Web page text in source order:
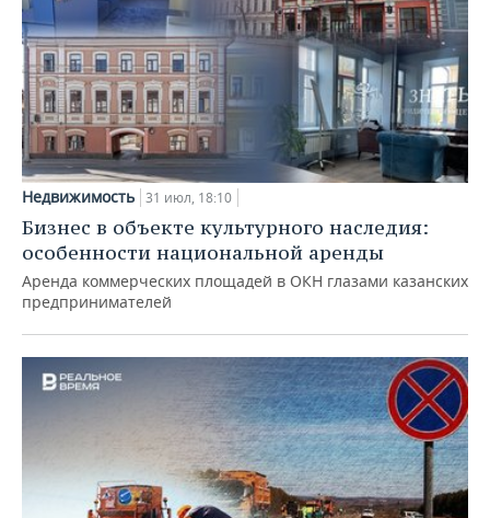
Недвижимость 31 июл, 18:10
Бизнес в объекте культурного наследия:
особенности национальной аренды
Аренда коммерческих площадей в ОКН глазами казанских
предпринимателей